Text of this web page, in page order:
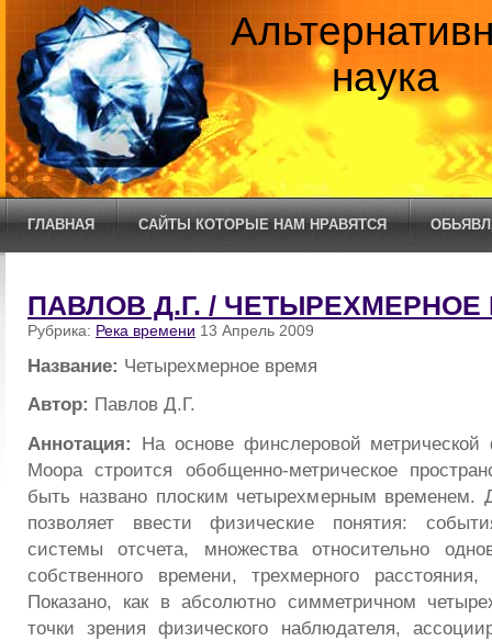
наука
ГЛАВНАЯ САЙТЫ КОТОРЫЕ НАМ НРАВЯТСЯ
ПАВЛОВ Д.Г. / ЧЕТЫРЕХМЕРНОЕ
Рубрика: Река времени 13 Апрель 2009
Название: Четырехмерное время
Автор: Павлов Д.Г.
Аннотация: На основе финслеровой
Моора строится обобщенно-метрическое
быть названо плоским четырехмерным временем.
позволяет ввести физические понятия:
системы отсчета, множества относительно
собственного времени, трехмерного
Показано, как в абсолютно симметричном
точки зрения физического наблюдателя,